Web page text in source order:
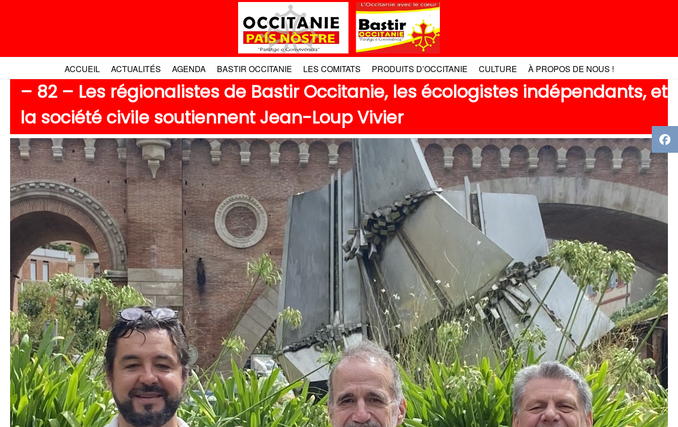
ACCUEIL ACTUALITÉS AGENDA BASTIR OCCITANIE LES COMITATS PRODUITS D’OCCITANIE CULTURE À PROPOS DE NOUS !
– 82 – Les régionalistes de Bastir Occitanie, les écologistes indépendants, et
la société civile soutiennent Jean-Loup Vivier